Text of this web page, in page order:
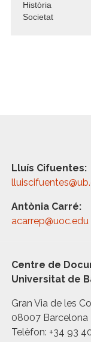
Història
Societat
Lluís Cifuentes:
Antònia Carré:
acarrep@uoc.edu
Centre de
Universitat de
Gran Via de les
08007 Barcelona
Telèfon: +34 93